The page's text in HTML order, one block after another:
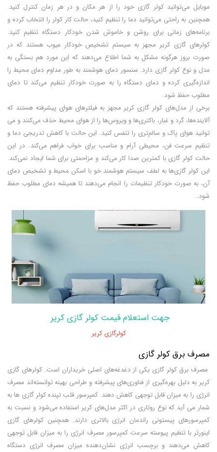
موبایل می‌توانید کولر گازی خود را از هر مکان و در هر زمان کنترل کنید.
همچنین به راحتی می‌توانید دما را تنظیم کنید، حالت کار کولر را انتخاب کرده و
برنامه‌های زمانی برای روشن و خاموش شدن خودکار دستگاه تنظیم کنید.
کولرهای گازی کریر مجهز به سیستم تشخیص خودکار عیوب هستند که در
صورت بروز هرگونه مشکل به شما اطلاع می‌دهند که این مورد هم بستگی به
مدل و نوع کولر گازی دارد. سنسور دمای هوشمند به طور مداوم دمای محیط را
اندازه‌گیری کرده و دمای دستگاه را به صورت خودکار تنظیم می‌کند تا دمای
مطلوب حفظ شود.
برخی از مدل‌های کولر گازی کریر مجهز به فیلترهای هوای پیشرفته هستند که
آلاینده‌ها، گرد و غبار، باکتری‌ها و ویروس‌ها را از هوای محیط حذف می‌کنند و می
توانید هوای پاک و سالم‌تری را تنفس کنید. این حالت با کاهش تدریجی دما و
تنظیم سرعت فن، محیطی آرام و مناسب برای خواب فراهم می‌کند. در این
حالت کولر گازی با کمترین صدا کار می‌کند و مزاحمتی برای شما ایجاد نمی‌کند.
این کولر گازی‌ها به لطف سیستم هوشمند خو با اسکن محیط و تشخیص دمای
آن، به صورت خودکار تنظیمات را انجام می‌دهند تا همیشه دمای مطلوب حفظ
شود.
جهت استعلام قیمت کولر گازی کریر
کولرگازی کریر
مصرف برق کولر گازی
مصرف برق کولر گازی یکی از دغدغه‌های اصلی خریداران است. کولرهای گازی
کریر به دلیل بهره‌گیری از فناوری‌های پیشرفته و طراحی بهینه توانسته‌اند مصرف
انرژی را به میزان قابل توجهی کاهش دهند. کمپرسور قلب تپنده کولر گازی ها به
شمار می آید که نوع روتاری در اکثر مدل‌های کریر استفاده می‌شود و نسبت به
کمپرسورهای پیستونی راندمان انرژی بالاتری دارند. همچنین کولرهای گازی
اینورتر با تنظیم پیوسته سرعت کمپرسور مصرف انرژی را به میزان قابل توجهی
کاهش می‌دهند و برچسب انرژی نشان‌دهنده میزان مصرف انرژی دستگاه